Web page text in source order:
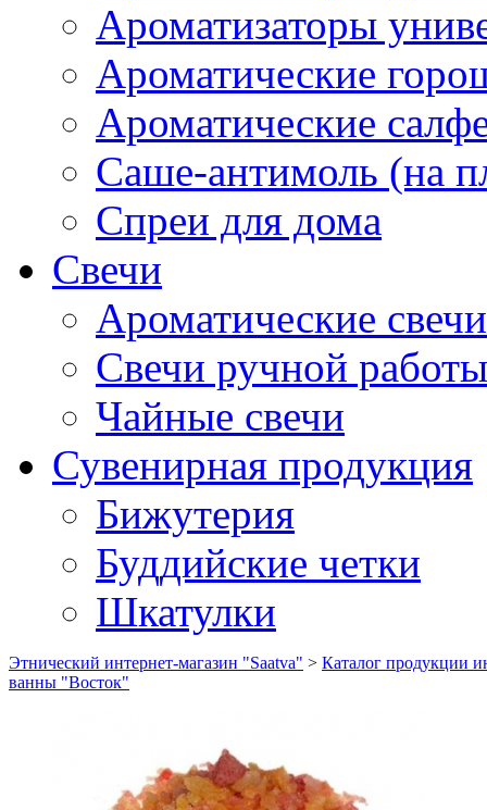
Ароматизаторы
Ароматические
Ароматические
Саше-антимоль (на
Спреи для дома
Свечи
Ароматические свечи
Свечи ручной работы
Чайные свечи
Сувенирная продукция
Бижутерия
Буддийские четки
Шкатулки
Этнический интернет-магазин "Saatva" > Каталог продукции
ванны "Восток"